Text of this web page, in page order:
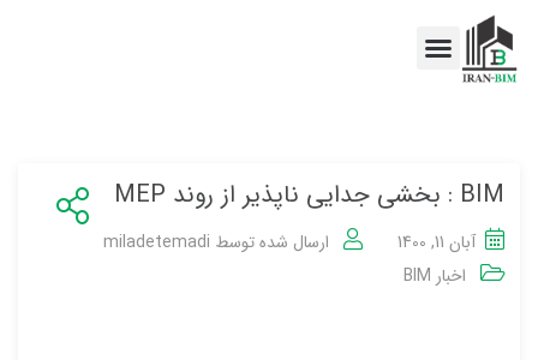
BIM : بخشی جدایی ناپذیر از روند MEP
آبان 11, 1400 ارسال شده توسط miladetemadi
اخبار BIM